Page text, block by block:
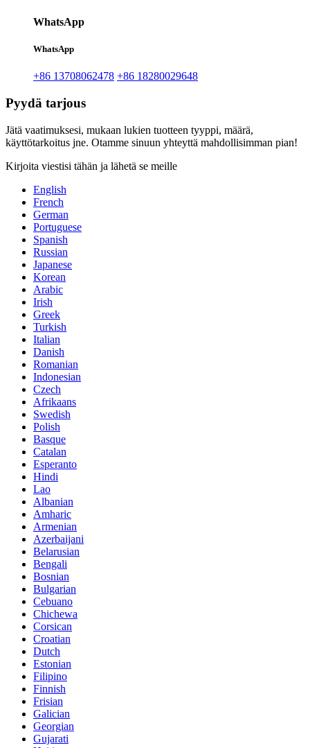
WhatsApp
WhatsApp
+86 13708062478 +86 18280029648
Pyydä tarjous
Jätä vaatimuksesi, mukaan lukien tuotteen tyyppi, määrä,
käyttötarkoitus jne. Otamme sinuun yhteyttä mahdollisimman pian!
Kirjoita viestisi tähän ja lähetä se meille
English
French
German
Portuguese
Spanish
Russian
Japanese
Korean
Arabic
Irish
Greek
Turkish
Italian
Danish
Romanian
Indonesian
Czech
Afrikaans
Swedish
Polish
Basque
Catalan
Esperanto
Hindi
Lao
Albanian
Amharic
Armenian
Azerbaijani
Belarusian
Bengali
Bosnian
Bulgarian
Cebuano
Chichewa
Corsican
Croatian
Dutch
Estonian
Filipino
Finnish
Frisian
Galician
Georgian
Gujarati